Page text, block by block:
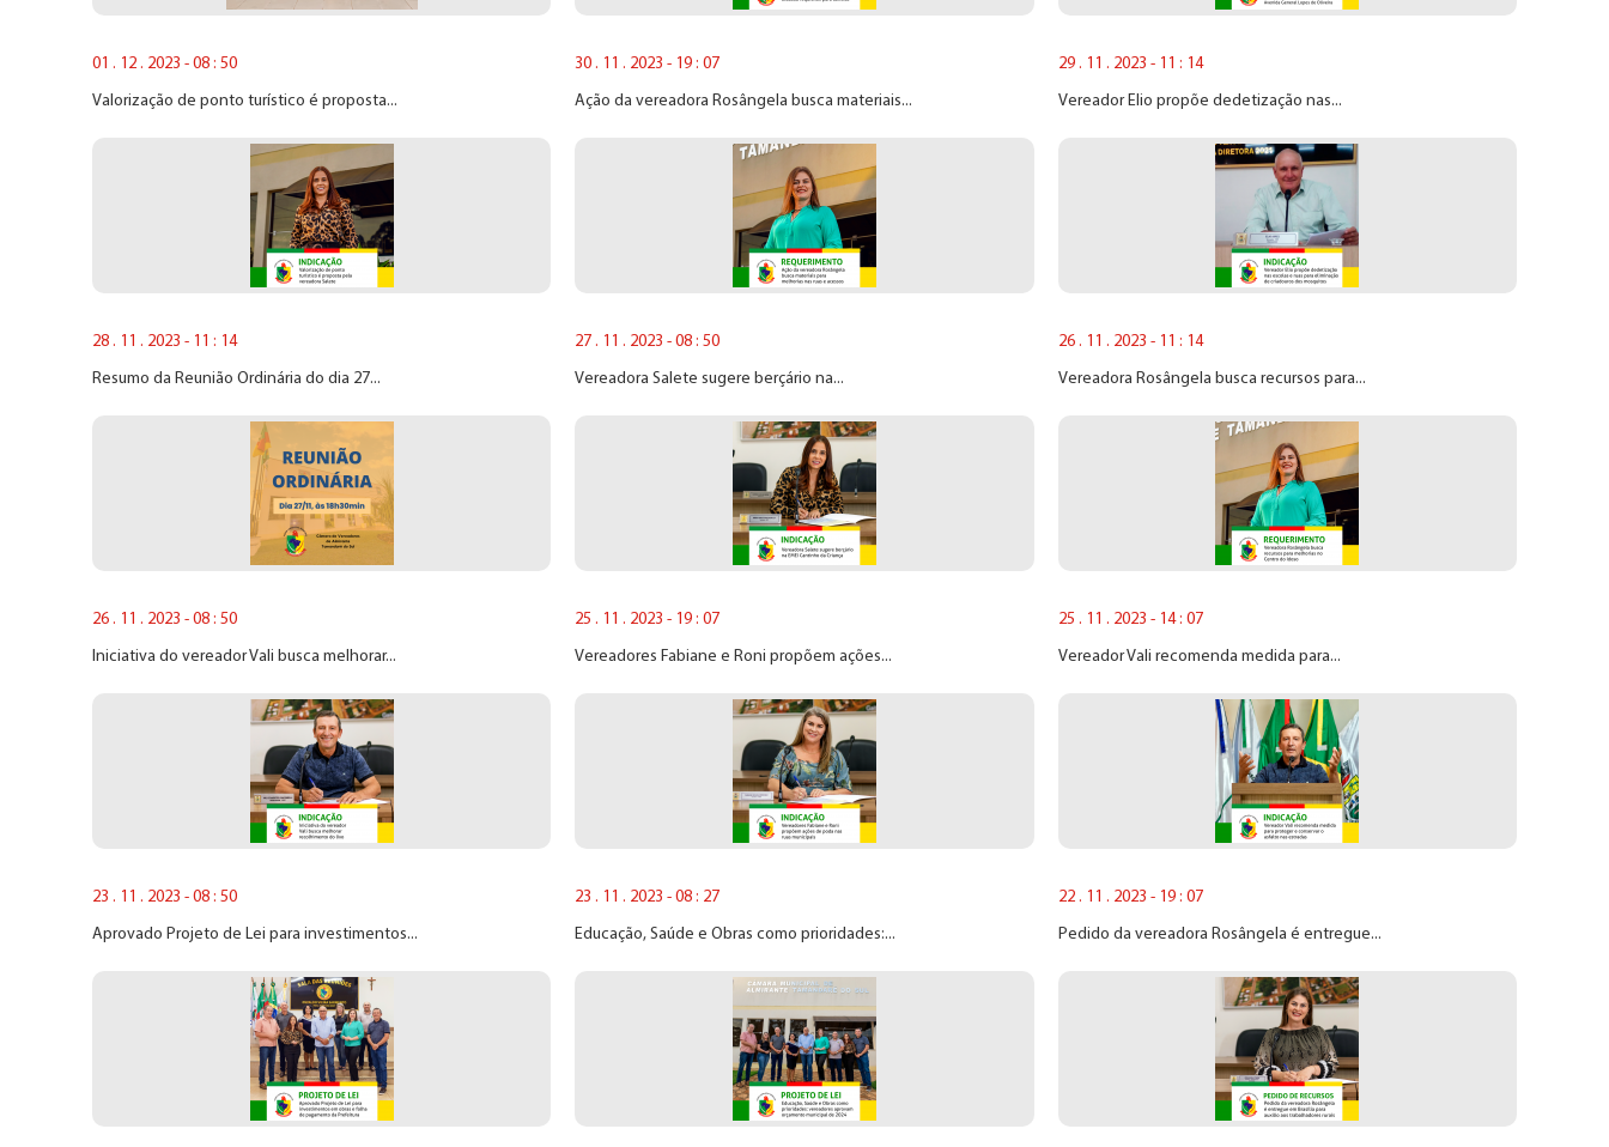
01 . 12 . 2023 - 08 : 50
Valorização de ponto turístico é proposta...
30 . 11 . 2023 - 19 : 07
Ação da vereadora Rosângela busca materiais...
29 . 11 . 2023 - 11 : 14
Vereador Elio propõe dedetização nas...
28 . 11 . 2023 - 11 : 14
Resumo da Reunião Ordinária do dia 27...
27 . 11 . 2023 - 08 : 50
Vereadora Salete sugere berçário na...
26 . 11 . 2023 - 11 : 14
Vereadora Rosângela busca recursos para...
26 . 11 . 2023 - 08 : 50
Iniciativa do vereador Vali busca melhorar...
25 . 11 . 2023 - 19 : 07
Vereadores Fabiane e Roni propõem ações...
25 . 11 . 2023 - 14 : 07
Vereador Vali recomenda medida para...
23 . 11 . 2023 - 08 : 50
Aprovado Projeto de Lei para investimentos...
23 . 11 . 2023 - 08 : 27
Educação, Saúde e Obras como prioridades:...
22 . 11 . 2023 - 19 : 07
Pedido da vereadora Rosângela é entregue...